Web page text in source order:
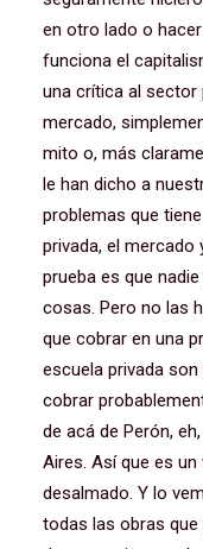
en otro lado o
funciona el
una crítica al sector
mercado,
mito o, más
le han dicho a
problemas que
privada, el mercado
prueba es que
cosas. Pero no las
que cobrar en una
escuela privada son
cobrar
de acá de Perón,
Aires. Así que es
desalmado. Y lo
todas las obras